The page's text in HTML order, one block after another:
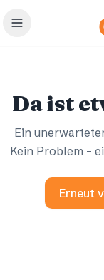
Zum Hauptinhalt
Da ist
Ein
Kein Problem –
Erneut